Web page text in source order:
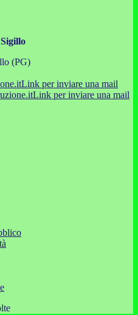
(PG)
Link per inviare una mail
Link per inviare una mail